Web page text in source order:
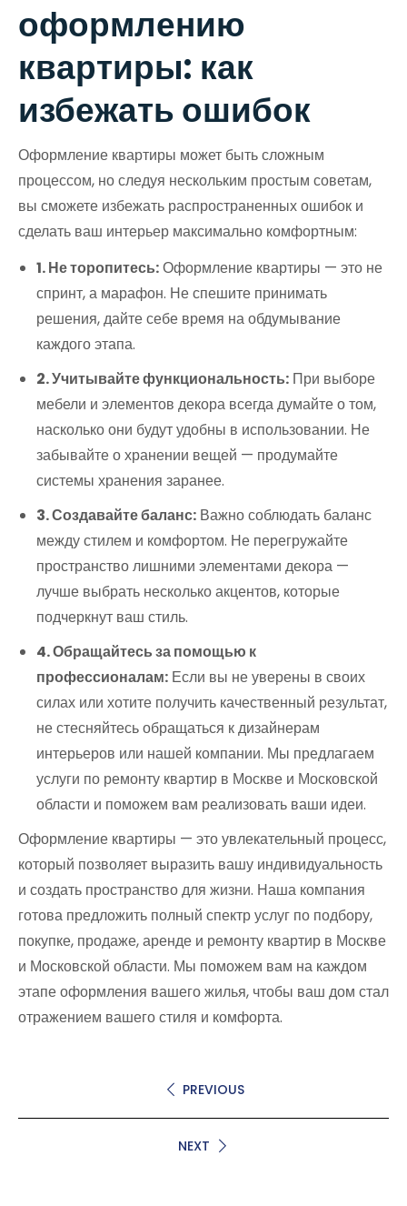
оформлению
квартиры: как
избежать ошибок
Оформление квартиры может быть сложным
процессом, но следуя нескольким простым советам,
вы сможете избежать распространенных ошибок и
сделать ваш интерьер максимально комфортным:
1. Не торопитесь:Оформление квартиры — это не
спринт, а марафон. Не спешите принимать
решения, дайте себе время на обдумывание
каждого этапа.
2. Учитывайте функциональность: При выборе
мебели и элементов декора всегда думайте о том,
насколько они будут удобны в использовании. Не
забывайте о хранении вещей — продумайте
системы хранения заранее.
3. Создавайте баланс: Важно соблюдать баланс
между стилем и комфортом. Не перегружайте
пространство лишними элементами декора —
лучше выбрать несколько акцентов, которые
подчеркнут ваш стиль.
4. Обращайтесь за помощью к
профессионалам: Если вы не уверены в своих
силах или хотите получить качественный результат,
не стесняйтесь обращаться к дизайнерам
интерьеров или нашей компании. Мы предлагаем
услуги по ремонту квартир в Москве и Московской
области и поможем вам реализовать ваши идеи.
Оформление квартиры — это увлекательный процесс,
который позволяет выразить вашу индивидуальность
и создать пространство для жизни. Наша компания
готова предложить полный спектр услуг по подбору,
покупке, продаже, аренде и ремонту квартир в Москве
и Московской области. Мы поможем вам на каждом
этапе оформления вашего жилья, чтобы ваш дом стал
отражением вашего стиля и комфорта.
PREVIOUS
NEXT